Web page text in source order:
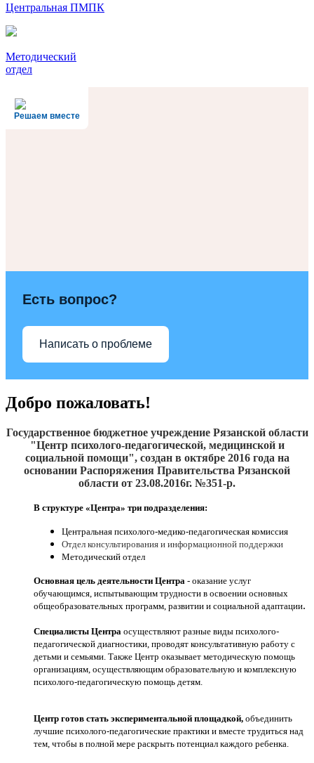
Центральная ПМПК
Методический
отдел
Решаем вместе
Есть вопрос?
Написать о проблеме
Добро пожаловать!
Государственное бюджетное учреждение Рязанской области
"Центр психолого-педагогической, медицинской и
социальной помощи", создан в октябре 2016года на
основании Распоряжения Правительства Рязанской
области от 23.08.2016г. №351-р.
В структуре «Центра» три подразделения:
Центральная психолого-медико-педагогическая комиссия
Отдел консультирования и информационной поддержки
Методический отдел
Основная цель деятельности Центра - оказание услуг
обучающимся, испытывающим трудности в освоении основных
общеобразовательных программ, развитии и социальной адаптации.
Специалисты Центра осуществляют разные виды психолого-
педагогической диагностики, проводят консультативную работу с
детьми и семьями. Также Центр оказывает методическую помощь
организациям, осуществляющим образовательную и комплексную
психолого-педагогическую помощь детям.
Центр готов стать экспериментальной площадкой, объединить
лучшие психолого-педагогические практики и вместе трудиться над
тем, чтобы в полной мере раскрыть потенциал каждого ребенка.